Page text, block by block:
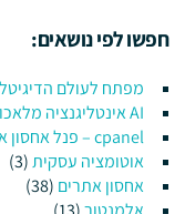
חפשו לפי נושאים:
מפתח לעולם הדיגיטל(252)
AI אינטליגנציה מלאכותית
cpanel – פנל אחסון אתרים
אוטומציה עסקית(3)
אחסון אתרים(38)